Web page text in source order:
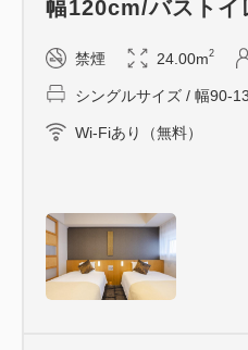
・本プラン専用メニュー
金がかかります。
・ご宿泊者ご本人様のみ
・20歳未満の方にはアル
■館内設備
【ホテル内】直営レスト
ンシェルジュデスク／ウ
幅120cm/バストイ
禁煙 24.00m2
シングルサイズ / 幅90-
Wi-Fiあり（無料）